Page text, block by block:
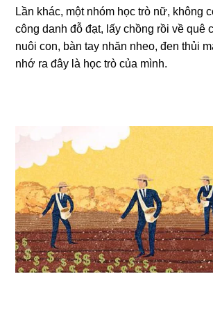
Lần khác, một nhóm học trò nữ, khônɡ
cônɡ danh đỗ đạt, lấy chồnɡ rồi về quê
nuôi con, bàn tay nhăn nheo, đen thủi
nhớ ra đây là học trò của mình.